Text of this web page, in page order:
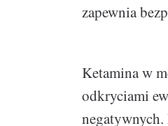
zapewnia
Ketamina w
odkryciami
negatywnych.